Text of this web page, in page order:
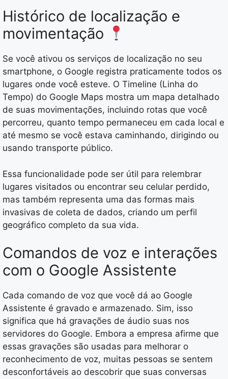
Histórico de localização e
movimentação
Se você ativou os serviços de localização no seu
smartphone, o Google registra praticamente todos os
lugares onde você esteve. O Timeline (Linha do
Tempo) do Google Maps mostra um mapa detalhado
de suas movimentações, incluindo rotas que você
percorreu, quanto tempo permaneceu em cada local e
até mesmo se você estava caminhando, dirigindo ou
usando transporte público.
Essa funcionalidade pode ser útil para relembrar
lugares visitados ou encontrar seu celular perdido,
mas também representa uma das formas mais
invasivas de coleta de dados, criando um perfil
geográfico completo da sua vida.
Comandos de voz e interações
com o Google Assistente
Cada comando de voz que você dá ao Google
Assistente é gravado e armazenado. Sim, isso
significa que há gravações de áudio suas nos
servidores do Google. Embora a empresa afirme que
essas gravações são usadas para melhorar o
reconhecimento de voz, muitas pessoas se sentem
desconfortáveis ao descobrir que suas conversas